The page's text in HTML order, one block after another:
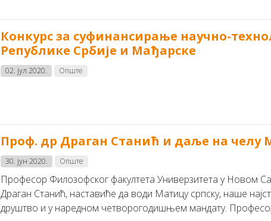
Конкурс за суфинансирање научно-
Републике Србије и Мађарске
02. јул 2020. Опште
Проф. др Драган Станић и даље на челу
30. јун 2020. Опште
Професор Филозофског факултета Универзитета у Новом
Драган Станић, наставиће да води Матицу српску, наше
друштво и у наредном четворогодишњем мандату.